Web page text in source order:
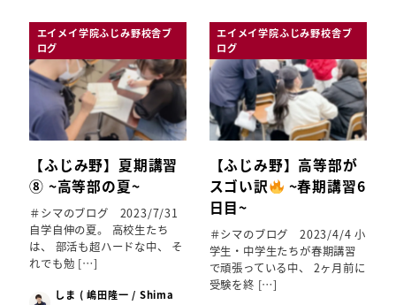
エイメイ学院ふじみ野校舎ブ
ログ
【ふじみ野】夏期講習
⑧ ~高等部の夏~
＃シマのブログ 2023/7/31
自学自伸の夏。 高校生たち
は、 部活も超ハードな中、 そ
れでも勉 […]
しま ( 嶋田隆一 / Shima
エイメイ学院ふじみ野校舎ブ
ログ
【ふじみ野】高等部が
スゴい訳
~春期講習6
日目~
＃シマのブログ 2023/4/4 小
学生・中学生たちが春期講習
で頑張っている中、 2ヶ月前に
受験を終 […]